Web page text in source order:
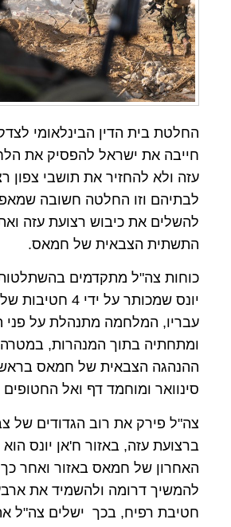
החלטת בית הדין הבינלאומי
חייבה את ישראל להפסיק את
עזה ולא להחזיר את תושבי צפון
לבתיהם וזו החלטה חשובה
להשלים את כיבוש רצועת עזה
התשתית הצבאית של חמאס.
כוחות צה"ל מתקדמים
יונס שמכותר על ידי
עבריו, המלחמה מתנהלת על פני
ומתחתיה בתוך המנהרות,
ההנהגה הצבאית של חמאס
סינוואר ומוחמד דף ואל
צה"ל פירק את רוב הגדודים של
ברצועת עזה, באזור ח'אן יונס
האחרון של חמאס באזור ואחר
להמשיך דרומה ולהשמיד את
חטיבת רפיח, בכך ישלים צה"ל